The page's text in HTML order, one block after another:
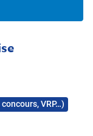
VRP…)